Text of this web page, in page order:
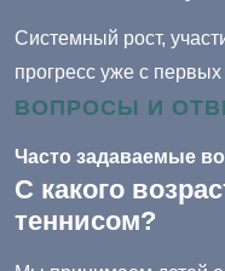
Системный рост,
прогресс уже с
ВОПРОСЫ И
Часто задаваемые
С какого
теннисом?